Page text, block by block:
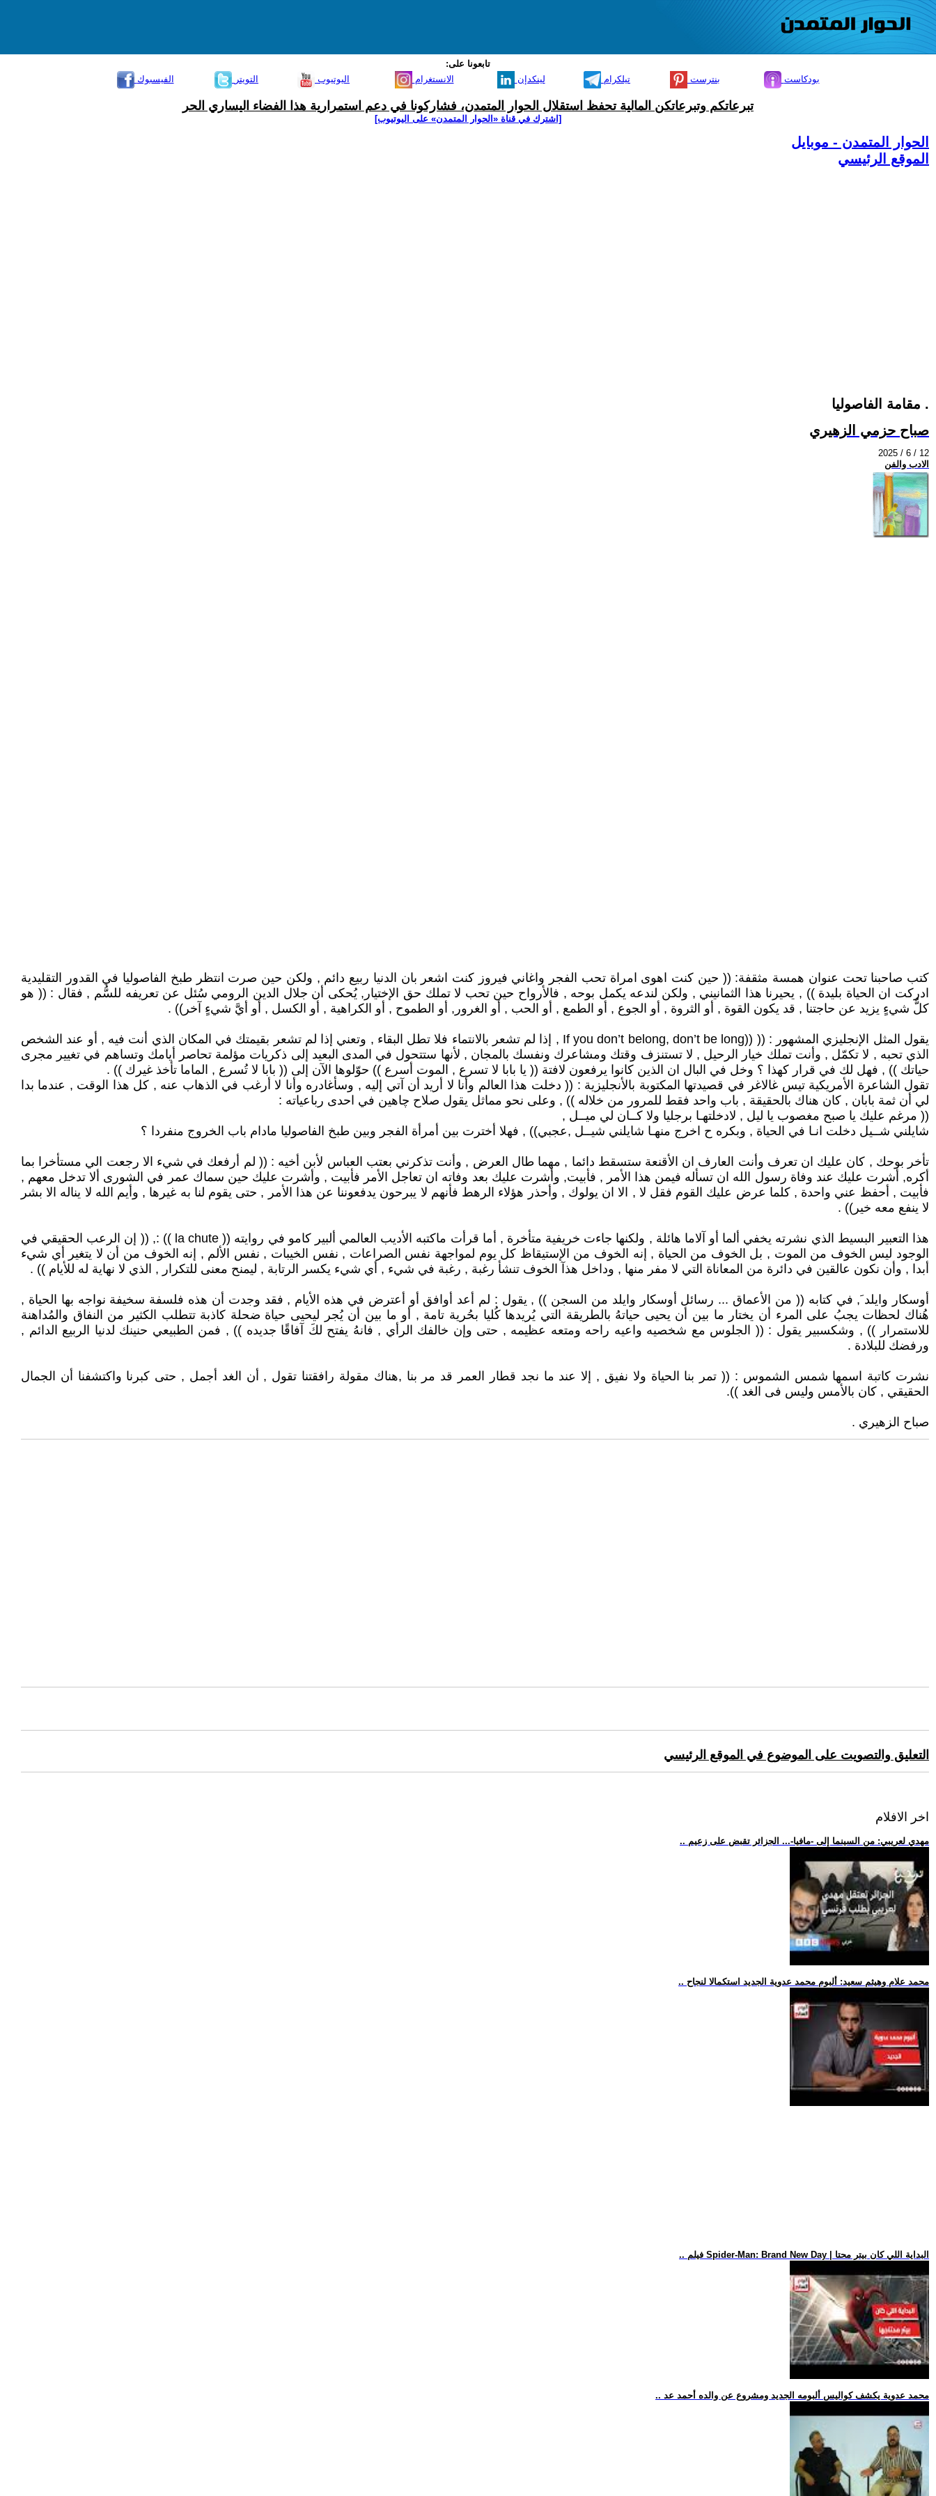
تابعونا على:
الفيسبوك
التويتر اليوتيوب الانستغرام لينكدإن تيلكرام بنترست بودكاست
تبرعاتكم وتبرعاتكن المالية تحفظ استقلال الحوار المتمدن، فشاركونا في دعم استمرارية هذا الفضاء اليساري الحر
[اشترك في قناة ‫«الحوار المتمدن» على اليوتيوب]
الحوار المتمدن - موبايل
الموقع الرئيسي
مقامة الفاصوليا .
صباح حزمي الزهيري
2025 / 6 / 12
الادب والفن
كتب صاحبنا تحت عنوان همسة مثقفة: (( حين كنت اهوى امراة تحب الفجر واغاني فيروز كنت اشعر بان الدنيا ربيع دائم , ولكن حين صرت انتظر طبخ الفاصوليا في القدور التقليدية
ادركت ان الحياة بليدة )) , يحيرنا هذا الثمانيني , ولكن لندعه يكمل بوحه , فالأرواح حين تحب لا تملك حق الإختيار, يُحكى أن جلال الدين الرومي سُئل عن تعريفه للسُّم , فقال : (( هو
كلُّ شيءٍ يزيد عن حاجتنا , قد يكون القوة , أو الثروة , أو الجوع , أو الطمع , أو الحب , أو الغرور, أو الطموح , أو الكراهية , أو الكسل , أو أيَّ شيءٍ آخر)) .
يقول المثل الإنجليزي المشهور : (( ((If you don’t belong, don’t be long , إذا لم تشعر بالانتماء فلا تطل البقاء , وتعني إذا لم تشعر بقيمتك في المكان الذي أنت فيه , أو عند الشخص
الذي تحبه , لا تكمّل , وأنت تملك خيار الرحيل , لا تستنزف وقتك ومشاعرك ونفسك بالمجان , لأنها ستتحول في المدى البعيد إلى ذكريات مؤلمة تحاصر أيامك وتساهم في تغيير مجرى
حياتك )) , فهل لك في قرار كهذا ؟ وخل في البال ان الذين كانوا يرفعون لافتة (( يا بابا لا تسرع , الموت أسرع )) حوّلوها الآن إلى (( بابا لا تُسرع , الماما تأخذ غيرك )) .
تقول الشاعرة الأمريكية تيس غالاغر في قصيدتها المكتوبة بالأنجليزية : (( دخلت هذا العالم وأنا لا أريد أن آتي إليه , وسأغادره وأنا لا أرغب في الذهاب عنه , كل هذا الوقت , عندما بدا
لي أن ثمة بابان , كان هناك بالحقيقة , باب واحد فقط للمرور من خلاله )) , وعلى نحو مماثل يقول صلاح چاهين في احدى رباعياته :
(( مرغم عليك يا صبح مغصوب يا ليل , لادخلتهـا برجليا ولا كــان لي ميــل ,
شايلني شــيل دخلت انـا في الحياة , وبكره ح اخرج منهـا شايلني شيــل ,عجبي)) , فهلا أخترت بين أمرأة الفجر وبين طبخ الفاصوليا مادام باب الخروج منفردا ؟
تأخر بوحك , كان عليك ان تعرف وأنت العارف ان الأقنعة ستسقط دائما , مهما طال العرض , وأنت تذكرني بعتب العباس لأبن أخيه : (( لم أرفعك في شيء الا رجعت الي مستأخرا بما
أكره, أشرت عليك عند وفاة رسول الله ان تسأله فيمن هذا الأمر , فأبيت, وأشرت عليك بعد وفاته ان تعاجل الأمر فأبيت , وأشرت عليك حين سماك عمر في الشورى ألا تدخل معهم ,
فأبيت , أحفظ عني واحدة , كلما عرض عليك القوم فقل لا , الا ان يولوك , وأحذر هؤلاء الرهط فأنهم لا يبرحون يدفعوننا عن هذا الأمر , حتى يقوم لنا به غيرها , وأيم الله لا يناله الا بشر
لا ينفع معه خير)) .
هذا التعبير البسيط الذي نشرته يخفي ألما أو آلاما هائلة , ولكنها جاءت خريفية متأخرة , أما قرأت ماكتبه الأديب العالمي ألبير كامو في روايته (( la chute )) :, (( إن الرعب الحقيقي في
الوجود ليس الخوف من الموت , بل الخوف من الحياة , إنه الخوف من الإستيقاظ كل يوم لمواجهة نفس الصراعات , نفس الخيبات , نفس الألم , إنه الخوف من أن لا يتغير أي شيء
أبدا , وأن نكون عالقين في دائرة من المعاناة التي لا مفر منها , وداخل هذآ الخوف تنشأ رغبة , رغبة في شيء , أي شيء يكسر الرتابة , ليمنح معنى للتكرار , الذي لا نهاية له للأيام )) .
أوسكار وايلد َ, في كتابه (( من الأعماق ... رسائل أوسكار وايلد من السجن )) , يقول : لم أعد أوافق أو أعترض في هذه الأيام , فقد وجدت أن هذه فلسفة سخيفة نواجه بها الحياة ,
هُناك لحظات يجبُ على المرء أن يختار ما بين أن يحيى حياتهُ بالطريقة التي يُريدها كُليا بحُرية تامة , أو ما بين أن يُجر ليحيى حياة ضحلة كاذبة تتطلب الكثير من النفاق والمُداهنة
للاستمرار )) , وشكسبير يقول : (( الجلوس مع شخصيه واعيه راحه ومتعه عظيمه , حتى وإن خالفك الرأي , فانهُ يفتح لكَ آفاقًا جديده )) , فمن الطبيعي حنينك لدنيا الربيع الدائم ,
ورفضك للبلادة .
نشرت كاتبة اسمها شمس الشموس : (( تمر بنا الحياة ولا نفيق , إلا عند ما نجد قطار العمر قد مر بنا ,هناك مقولة رافقتنا تقول , أن الغد أجمل , حتى كبرنا واكتشفنا أن الجمال
الحقيقي , كان بالأمس وليس فى الغد )).
صباح الزهيري .
التعليق والتصويت على الموضوع في الموقع الرئيسي
اخر الافلام
.. مهدي لعريبي: من السينما إلى -مافيا-... الجزائر تقبض على زعيم
.. محمد علام وهيثم سعيد: ألبوم محمد عدوية الجديد استكمالا لنجاح
.. فيلم Spider-Man: Brand New Day | البداية اللي كان بيتر محتا
.. محمد عدوية يكشف كواليس ألبومه الجديد ومشروع عن والده أحمد عد